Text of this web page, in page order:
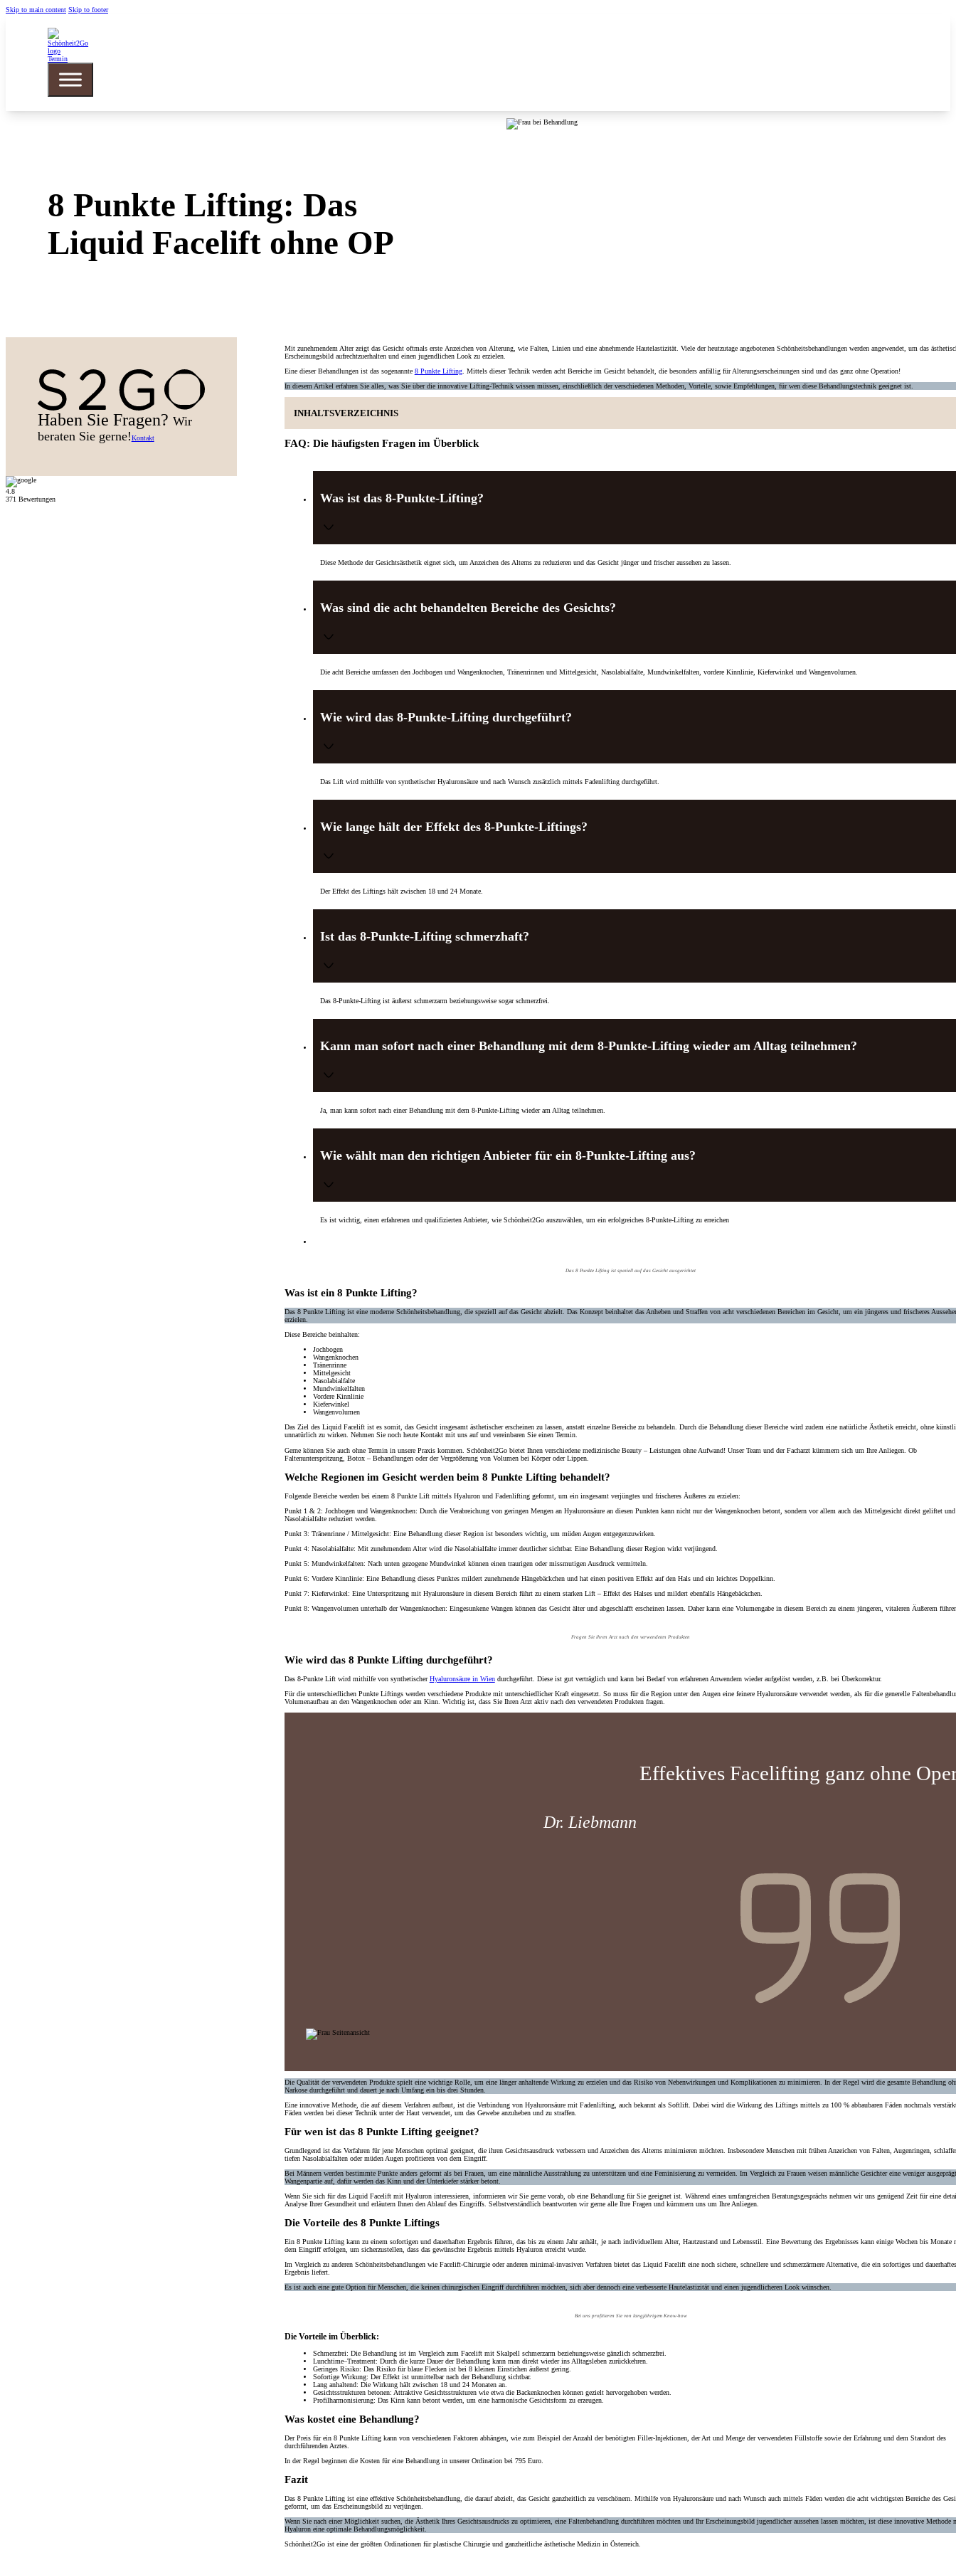
Skip to main content Skip to footer
Termin
8 Punkte Lifting: Das
Liquid Facelift ohne OP
Haben Sie Fragen? Wir
beraten Sie gerne!Kontakt
4.8
371 Bewertungen
Mit zunehmendem Alterzeigt das Gesicht oftmals erste Anzeichen von Alterung, wie Falten, Linien und eine abnehmende Hautelastizität. Viele der heutzutage angebotenen Schönheitsbehandlungen werden angewendet, um das
Erscheinungsbild aufrechtzuerhalten und einen jugendlichen Look zu erzielen.
Eine dieser Behandlungen ist das sogenannte 8 Punkte Lifting. Mittels dieser Technik werden acht Bereiche im Gesicht behandelt, die besonders anfällig für Alterungserscheinungen sind und das ganz ohne Operation!
In diesem Artikel erfahren Sie alles, was Sie über die innovative Lifting-Technik wissen müssen, einschließlich der verschiedenen Methoden, Vorteile, sowie Empfehlungen, für wen diese Behandlungstechnik geeignet ist.
INHALTSVERZEICHNIS
FAQ: Die häufigsten Fragen im Überblick
Was ist das 8-Punkte-Lifting?
Diese Methode der Gesichtsästhetik eignet sich, um Anzeichen des Alterns zu reduzieren und das Gesicht jünger und frischer aussehen zu lassen.
Was sind die acht behandelten Bereiche des Gesichts?
Die acht Bereiche umfassen den Jochbogen und Wangenknochen, Tränenrinnen und Mittelgesicht, Nasolabialfalte, Mundwinkelfalten, vordere Kinnlinie, Kieferwinkel und Wangenvolumen.
Wie wird das 8-Punkte-Lifting durchgeführt?
Das Lift wird mithilfe von synthetischer Hyaluronsäure und nach Wunsch zusätzlich mittels Fadenlifting durchgeführt.
Wie lange hält der Effekt des 8-Punkte-Liftings?
Der Effekt des Liftings hält zwischen 18 und 24 Monate.
Ist das 8-Punkte-Lifting schmerzhaft?
Das 8-Punkte-Lifting ist äußerst schmerzarm beziehungsweise sogar schmerzfrei.
Kann man sofort nach einer Behandlung mit dem 8-Punkte-Lifting wieder am Alltag teilnehmen?
Ja, man kann sofort nach einer Behandlung mit dem 8-Punkte-Lifting wieder am Alltag teilnehmen.
Wie wählt man den richtigen Anbieter für ein 8-Punkte-Lifting aus?
Es ist wichtig, einen erfahrenen und qualifizierten Anbieter, wie Schönheit2Go auszuwählen, um ein erfolgreiches 8-Punkte-Lifting zu erreichen
Das 8 Punkte Lifting ist speziell auf das Gesicht ausgerichtet
Was ist ein 8 Punkte Lifting?
Das 8 Punkte Lifting ist eine moderne Schönheitsbehandlung, die speziell auf das Gesicht abzielt. Das Konzept beinhaltet das Anheben und Straffen von acht verschiedenen Bereichen im Gesicht, um ein jüngeres und frischeres
erzielen.
Diese Bereiche beinhalten:
Jochbogen
Wangenknochen
Tränenrinne
Mittelgesicht
Nasolabialfalte
Mundwinkelfalten
Vordere Kinnlinie
Kieferwinkel
Wangenvolumen
Das Ziel des Liquid Facelift ist es somit, das Gesicht insgesamt ästhetischer erscheinen zu lassen, anstatt einzelne Bereiche zu behandeln. Durch die Behandlung dieser Bereiche wird zudem eine natürliche Ästhetik erreicht, ohne
unnatürlich zu wirken. Nehmen Sie noch heute Kontakt mit uns auf und vereinbaren Sie einen Termin.
Gerne können Sie auch ohne Termin in unsere Praxis kommen. Schönheit2Go bietet Ihnen verschiedene medizinische Beauty – Leistungen ohne Aufwand! Unser Team und der Facharzt kümmern sich um Ihre Anliegen. Ob
Faltenunterspritzung, Botox – Behandlungen oder der Vergrößerung von Volumen bei Körper oder Lippen.
Welche Regionen im Gesicht werden beim 8 Punkte Lifting behandelt?
Folgende Bereiche werden bei einem 8 Punkte Lift mittels Hyaluron und Fadenlifting geformt, um ein insgesamt verjüngtes und frischeres Äußeres zu erzielen:
Punkt 1 & 2: Jochbogen und Wangenknochen: Durch die Verabreichung von geringen Mengen an Hyaluronsäure an diesen Punkten kann nicht nur der Wangenknochen betont, sondern vor allem auch das Mittelgesicht direkt geliftet
Nasolabialfalte reduziert werden.
Punkt 3: Tränenrinne / Mittelgesicht: Eine Behandlung dieser Region ist besonders wichtig, um müden Augen entgegenzuwirken.
Punkt 4: Nasolabialfalte: Mit zunehmendem Alter wird die Nasolabialfalte immer deutlicher sichtbar. Eine Behandlung dieser Region wirkt verjüngend.
Punkt 5: Mundwinkelfalten: Nach unten gezogene Mundwinkel können einen traurigen oder missmutigen Ausdruck vermitteln.
Punkt 6: Vordere Kinnlinie: Eine Behandlung dieses Punktes mildert zunehmende Hängebäckchen und hat einen positiven Effekt auf den Hals und ein leichtes Doppelkinn.
Punkt 7: Kieferwinkel: Eine Unterspritzung mit Hyaluronsäure in diesem Bereich führt zu einem starken Lift – Effekt des Halses und mildert ebenfalls Hängebäckchen.
Punkt 8: Wangenvolumen unterhalb der Wangenknochen: Eingesunkene Wangen können das Gesicht älter und abgeschlafft erscheinen lassen. Daher kann eine Volumengabe in diesem Bereich zu einem jüngeren, vitaleren Äußerem
Fragen Sie ihren Arzt nach den verwendeten Produkten
Wie wird das 8 Punkte Lifting durchgeführt?
Das 8-Punkte Lift wird mithilfe von synthetischerHyaluronsäure in Wiendurchgeführt. Diese ist gut verträglich und kann bei Bedarf von erfahrenen Anwendern wieder aufgelöst werden, z.B. bei Überkorrektur.
Für die unterschiedlichen Punkte Liftings werden verschiedene Produkte mit unterschiedlicher Kraft eingesetzt. So muss für die Region unter den Augen eine feinere Hyaluronsäure verwendet werden, als für die generelle
Volumenaufbau an den Wangenknochen oder am Kinn. Wichtig ist, dass Sie Ihren Arzt aktiv nach den verwendeten Produkten fragen.
Effektives Facelifting ganz ohne
Dr. Liebmann
Die Qualität der verwendeten Produkte spielt eine wichtige Rolle, um eine längeranhaltende Wirkung zu erzielen und das Risiko von Nebenwirkungen und Komplikationen zu minimieren. In der Regel wird die gesamte Behandlung
Narkose durchgeführt und dauert je nach Umfang ein bis drei Stunden.
Eine innovative Methode, die auf diesem Verfahren aufbaut, ist die Verbindung von Hyaluronsäure mit Fadenlifting, auch bekannt als Softlift. Dabei wird die Wirkung des Liftings mittels zu 100 % abbaubaren Fäden nochmals
Fäden werden bei dieserTechnik unter derHaut verwendet, um das Gewebe anzuheben und zu straffen.
Für wen ist das 8 Punkte Lifting geeignet?
Grundlegend ist das Verfahren für jene Menschen optimal geeignet, die ihren Gesichtsausdruck verbessern und Anzeichen des Alterns minimieren möchten. Insbesondere Menschen mit frühen Anzeichen von Falten, Augenringen,
tiefen Nasolabialfalten oder müden Augen profitieren von dem Eingriff.
Bei Männern werden bestimmte Punkte anders geformt als bei Frauen, um eine männliche Ausstrahlung zu unterstützen und eine Feminisierung zu vermeiden. Im Vergleich zu Frauen weisen männliche Gesichter eine weniger
Wangenpartie auf, dafür werden das Kinnund derUnterkiefer stärker betont.
Wenn Sie sich für das Liquid Facelift mit Hyaluron interessieren, informieren wir Sie gerne vorab, ob eine Behandlung für Sie geeignet ist. Während eines umfangreichen Beratungsgesprächs nehmen wir uns genügend Zeit für eine
Analyse Ihrer Gesundheit und erläutern Ihnen den Ablauf des Eingriffs. Selbstverständlich beantworten wir gerne alle Ihre Fragen und kümmern uns um Ihre Anliegen.
Die Vorteile des 8 Punkte Liftings
Ein 8 Punkte Lifting kann zu einem sofortigen und dauerhaften Ergebnis führen, das bis zu einem Jahr anhält, je nach individuellem Alter, Hautzustand und Lebensstil. Eine Bewertung des Ergebnisses kann einige Wochen bis Monate
dem Eingriff erfolgen, um sicherzustellen, dass das gewünschte Ergebnis mittels Hyaluron erreicht wurde.
Im Vergleich zu anderen Schönheitsbehandlungen wie Facelift-Chirurgie oder anderen minimal-invasiven Verfahren bietet das Liquid Facelift eine noch sichere, schnellere und schmerzärmere Alternative, die ein sofortiges und dauerhaftes
Ergebnis liefert.
Es ist auch eine gute Option für Menschen, die keinen chirurgischen Eingriff durchführen möchten, sich aber dennoch eine verbesserte Hautelastizität und einen jugendlicheren Look wünschen.
Bei uns profitieren Sie von langjährigem Know-how
Die Vorteile im Überblick:
Schmerzfrei: Die Behandlung ist im Vergleich zum Facelift mit Skalpell schmerzarm beziehungsweise gänzlich schmerzfrei.
Lunchtime–Treatment: Durch die kurze Dauer der Behandlung kann man direkt wieder ins Alltagsleben zurückkehren.
Geringes Risiko: Das Risiko für blaue Flecken ist bei 8 kleinen Einstichen äußerst gering.
Sofortige Wirkung: Der Effekt ist unmittelbar nach der Behandlung sichtbar.
Lang anhaltend: Die Wirkung hält zwischen 18 und 24 Monaten an.
Gesichtsstrukturen betonen: Attraktive Gesichtsstrukturen wie etwa die Backenknochen können gezielt hervorgehoben werden.
Profilharmonisierung: Das Kinn kann betont werden, um eine harmonische Gesichtsform zu erzeugen.
Was kostet eine Behandlung?
Der Preis für ein 8 Punkte Lifting kann von verschiedenen Faktoren abhängen, wie zum Beispiel der Anzahl der benötigten Filler-Injektionen, der Art und Menge der verwendeten Füllstoffe sowie der Erfahrung und dem Standort des
durchführenden Arztes.
In der Regel beginnen die Kosten für eine Behandlung in unserer Ordination bei 795 Euro.
Fazit
Das 8 Punkte Lifting ist eine effektive Schönheitsbehandlung, die darauf abzielt, das Gesicht ganzheitlich zu verschönern. Mithilfe von Hyaluronsäure und nach Wunsch auch mittels Fäden werden die acht wichtigsten Bereiche des
geformt, um das Erscheinungsbild zu verjüngen.
Wenn Sie nach einer Möglichkeit suchen, die Ästhetik Ihres Gesichtsausdrucks zu optimieren, eine Faltenbehandlung durchführen möchten und IhrErscheinungsbild jugendlicher aussehen lassen möchten, ist diese innovative Methode
Hyaluron eine optimale Behandlungsmöglichkeit.
Schönheit2Go ist eine der größten Ordinationen für plastische Chirurgie und ganzheitliche ästhetische Medizin in Österreich.